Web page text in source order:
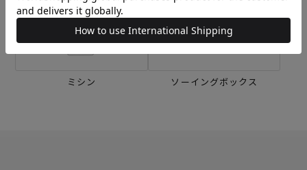
刺し子
ミシン ソーイングボックス